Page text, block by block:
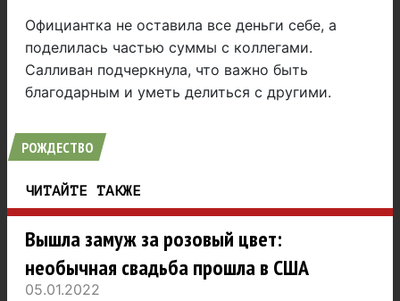
Официантка не оставила все деньги себе, а
поделилась частью суммы с коллегами.
Салливан подчеркнула, что важно быть
благодарным и уметь делиться с другими.
РОЖДЕСТВО
ЧИТАЙТЕ ТАКЖЕ
Вышла замуж за розовый цвет:
необычная свадьба прошла в США
05.01.2022